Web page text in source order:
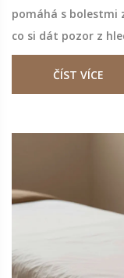
pomáhá s bolestmi
co si dát pozor z
ČÍST VÍCE